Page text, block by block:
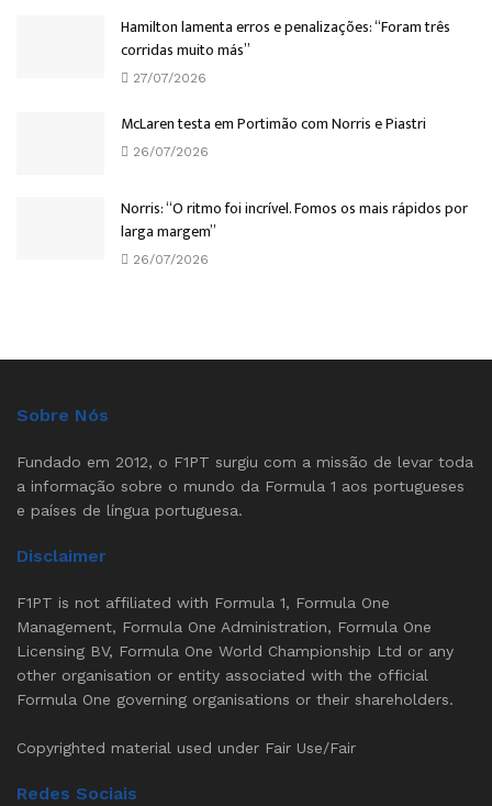
Hamilton lamenta erros e penalizações: “Foram três
corridas muito más”
27/07/2026
McLaren testa em Portimão com Norris e Piastri
26/07/2026
Norris: “O ritmo foi incrível. Fomos os mais rápidos por
larga margem”
26/07/2026
Sobre Nós
Fundado em 2012, o F1PT surgiu com a missão de levar toda
a informação sobre o mundo da Formula 1 aos portugueses
e países de língua portuguesa.
Disclaimer
F1PT is not affiliated with Formula 1, Formula One
Management, Formula One Administration, Formula One
Licensing BV, Formula One World Championship Ltd or any
other organisation or entity associated with the official
Formula One governing organisations or their shareholders.
Copyrighted material used under Fair Use/Fair
Redes Sociais